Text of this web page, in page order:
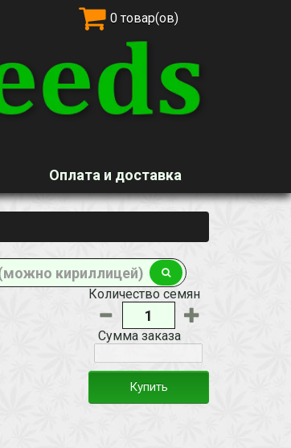
0 товар(ов)
Оплата и доставка
Количество семян
Сумма заказа
Купить